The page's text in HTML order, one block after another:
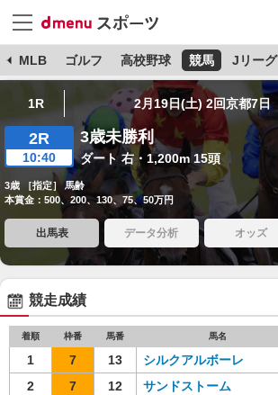
MLB ゴルフ 高校野球 競馬 Jリーグ
1R 2月19日(土) 2回京都7日
2R
10:40
3歳未勝利
ダート 右・1,200m 15頭
3歳 ［指定］ 馬齢
本賞金：500、200、130、75、50万円
出馬表 データ分析 オッズ
競走成績
着順 枠番 馬番 馬名
1 7 13 シルクアルボーレ
2
7 12 サンドストーム